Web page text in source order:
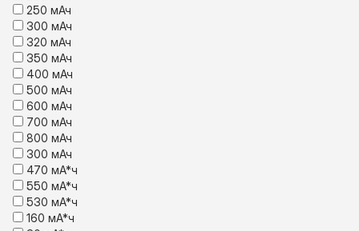
250 мАч
300 мАч
320 мАч
350 мАч
400 мАч
500 мАч
600 мАч
700 мАч
800 мАч
300 мАч
470 мА*ч
550 мА*ч
530 мА*ч
160 мА*ч